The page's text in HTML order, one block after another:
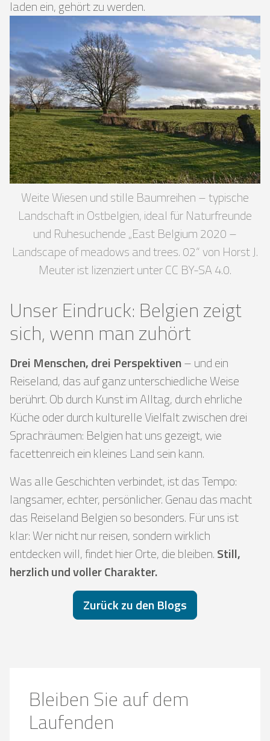
laden ein, gehört zu werden.
Weite Wiesen und stille Baumreihen – typische
Landschaft in Ostbelgien, ideal für Naturfreunde
und Ruhesuchende „East Belgium 2020 –
Landscape of meadows and trees. 02“ von Horst J.
Meuter ist lizenziert unter CC BY-SA 4.0.
Unser Eindruck: Belgien zeigt
sich, wenn man zuhört
Drei Menschen, drei Perspektiven– und ein
Reiseland, das auf ganz unterschiedliche Weise
berührt. Ob durch Kunst im Alltag, durch ehrliche
Küche oder durch kulturelle Vielfalt zwischen drei
Sprachräumen: Belgien hat uns gezeigt, wie
facettenreich ein kleines Land sein kann.
Was alle Geschichten verbindet, ist das Tempo:
langsamer, echter, persönlicher. Genau das macht
das Reiseland Belgien so besonders. Für uns ist
klar: Wer nicht nur reisen, sondern wirklich
entdecken will, findet hier Orte, die bleiben.Still,
herzlich und voller Charakter.
Zurück zu den Blogs
Bleiben Sie auf dem
Laufenden